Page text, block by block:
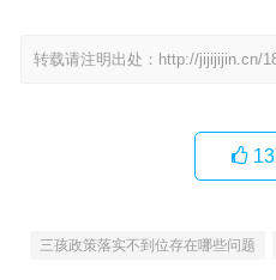
转载请注明出处： http://jijijijin.cn/
三孩政策落实不到位存在哪些问题